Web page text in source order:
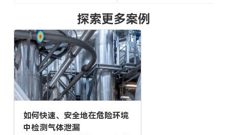
探索更多案例
如何快速、安全地在危险环境
中检测气体泄漏